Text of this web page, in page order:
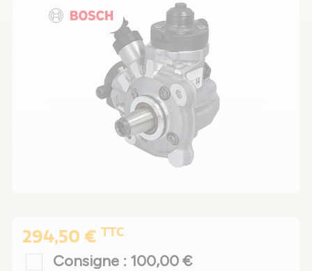
294,50 € TTC
Consigne : 100,00 €